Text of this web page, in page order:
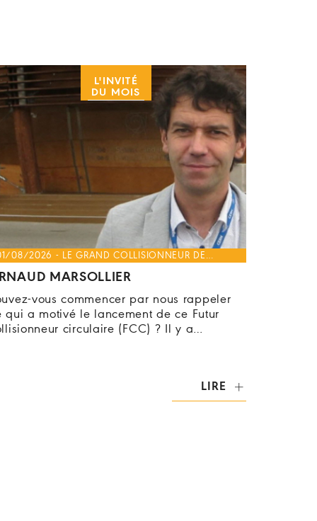
L'INVITÉ
DU MOIS
08/2026 - LE GRAND COLLISIONNEUR DE…
MARSOLLIER
vous commencer par nous rappeler
qui a motivé le lancement de ce Futur
circulaire (FCC) ? Il y a…
LIRE